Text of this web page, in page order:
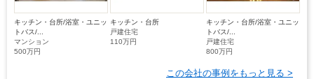
キッチン・台所/浴室・ユニッ
トバス/...
マンション
500万円
キッチン・台所
戸建住宅
110万円
キッチン・台所/浴室・ユニッ
トバス/...
戸建住宅
800万円
この会社の事例をもっと見る >